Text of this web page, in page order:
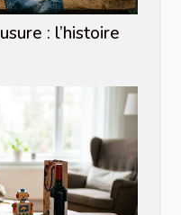
: l’histoire